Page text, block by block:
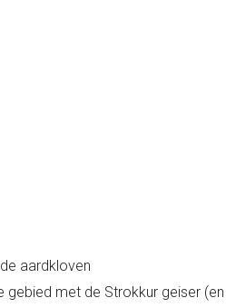
aardkloven
gebied met de Strokkur geiser